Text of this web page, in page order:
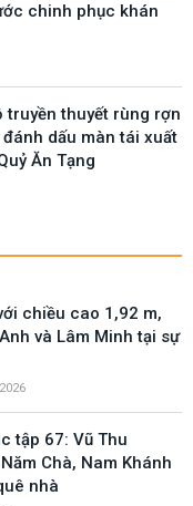
chinh phục khán
truyền thuyết rùng rợn
dấu màn tái xuất
Ăn Tạng
chiều cao 1,92 m,
và Lâm Minh tại sự
tập 67: Vũ Thu
Chà, Nam Khánh
nhà